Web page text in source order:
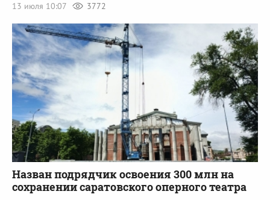
13 июля 10:07
3772
Назван подрядчик освоения 300 млн на
сохранении саратовского оперного театра